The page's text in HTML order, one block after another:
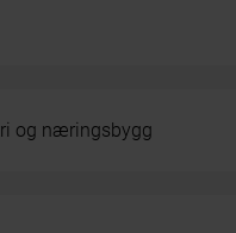
og næringsbygg